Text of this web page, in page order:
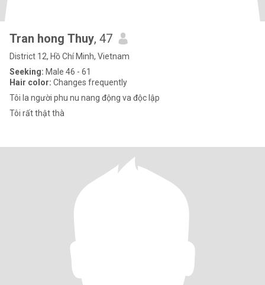
Tran hong Thuy, 47
District 12, Hồ Chí Minh, Vietnam
Seeking: Male 46 - 61
Hair color: Changes frequently
Tôi la người phu nu nang động va độc lập
Tôi rất thật thà